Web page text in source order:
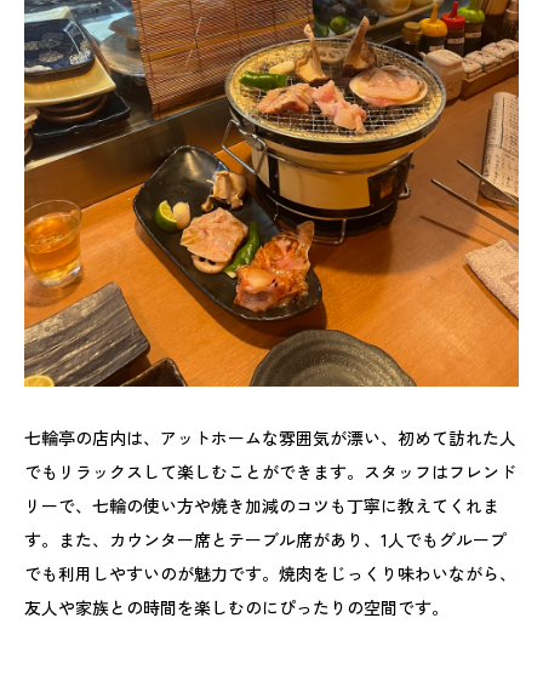
七輪亭の店内は、アットホームな雰囲気が漂い、初めて訪れた人
でもリラックスして楽しむことができます。スタッフはフレンド
リーで、七輪の使い方や焼き加減のコツも丁寧に教えてくれま
す。また、カウンター席とテーブル席があり、1人でもグループ
でも利用しやすいのが魅力です。焼肉をじっくり味わいながら、
友人や家族との時間を楽しむのにぴったりの空間です。